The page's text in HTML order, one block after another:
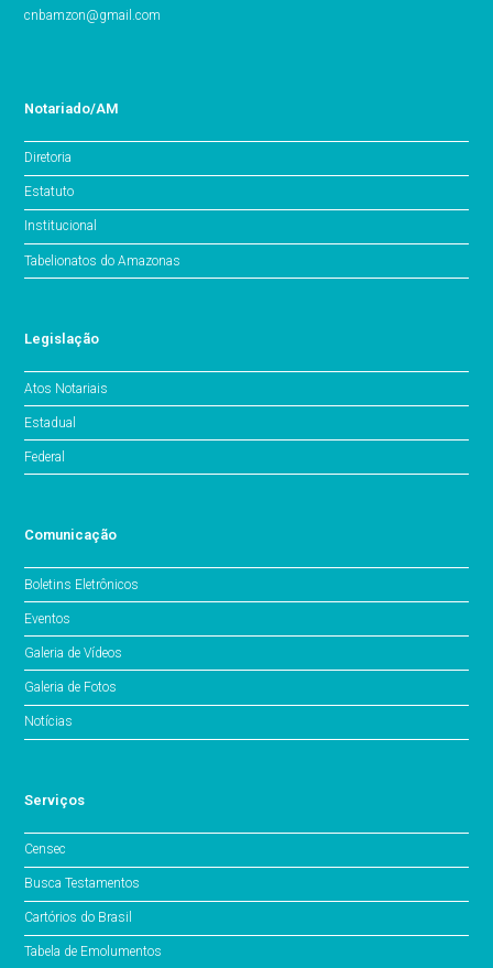
cnbamzon@gmail.com
Notariado/AM
Diretoria
Estatuto
Institucional
Tabelionatos do Amazonas
Legislação
Atos Notariais
Estadual
Federal
Comunicação
Boletins Eletrônicos
Eventos
Galeria de Vídeos
Galeria de Fotos
Notícias
Serviços
Censec
Busca Testamentos
Cartórios do Brasil
Tabela de Emolumentos